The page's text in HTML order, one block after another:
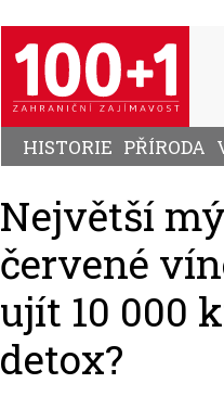
HISTORIE PŘÍRODA
Největší
červené
ujít 10 000
detox?